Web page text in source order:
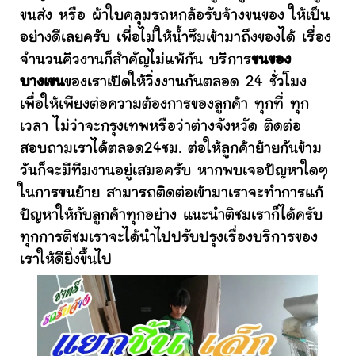
ขนส่ง หรือ ผ้าใบคลุมรถหกล้อรับจ้างขนของ ให้เป็น
อย่างดีเลยครับ เพื่อไม่ให้น้ำซึมเข้ามาถึงของได้ เรื่อง
จำนวนคิวงานก็สำคัญไม่แพ้กัน บริการขนของ
บางเขนของเราเปิดให้วิ่งงานกันตลอด 24 ชั่วโมง
เพื่อให้เพียงต่อความต้องการของลูกค้า ทุกที่ ทุก
เวลา ไม่ว่าจะกรุงเทพหรือว่าต่างจังหวัด ติดต่อ
สอบถามเราได้ตลอด24ชม. ต่อให้ลูกค้าย้ายกันข้าม
วันก็จะมีทีมงานอยู่เสมอครับ หากพบเจอปัญหาใดๆ
ในการขนย้าย สามารถติดต่อเข้ามาเราจะทำการแก้
ปัญหาให้กับลูกค้าทุกอย่าง แนะนำติชมเราก็ได้ครับ
ทุกการติชมเราจะได้นำไปปรับปรุงเรื่องบริการของ
เราให้ดียิ่งขึ้นไป